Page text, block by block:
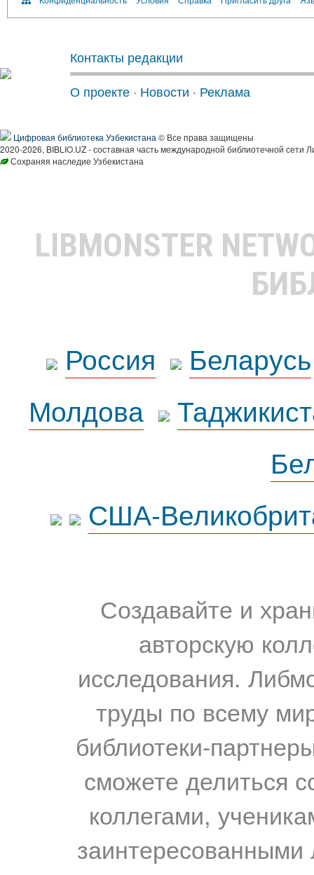
Контакты редакции
О проекте · Новости · Реклама
Цифровая библиотека Узбекистана © Все права защищены
2020-2026, BIBLIO.UZ - составная часть международной библиотечной сети
Сохраняя наследие Узбекистана
LIBMONSTER
Россия
Беларусь
Молдова
США-
Создавайте и
авторскую
исследования.
труды по всему
библиотеки-
сможете делиться
коллегами,